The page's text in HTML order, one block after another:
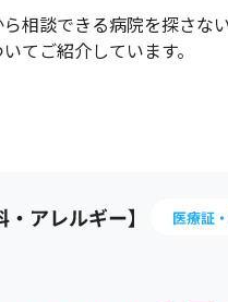
相談できる病院を探さな
てご紹介しています。